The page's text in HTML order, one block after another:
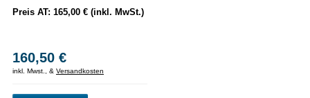
Preis AT: 165,00 € (inkl. MwSt.)
160,50 €
inkl. Mwst., & Versandkosten